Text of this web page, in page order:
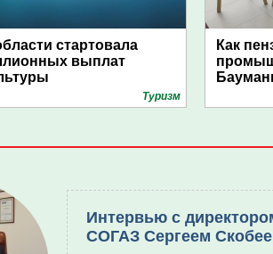
стартовала
выплат
Туризм
Как
Интервью с
СОГАЗ Сергеем